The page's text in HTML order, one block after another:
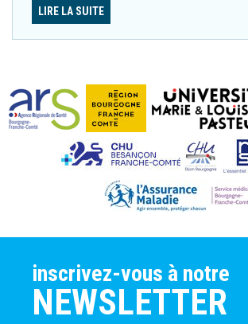
LIRE LA SUITE
inscrivez-vous à notre
NEWSLETTER